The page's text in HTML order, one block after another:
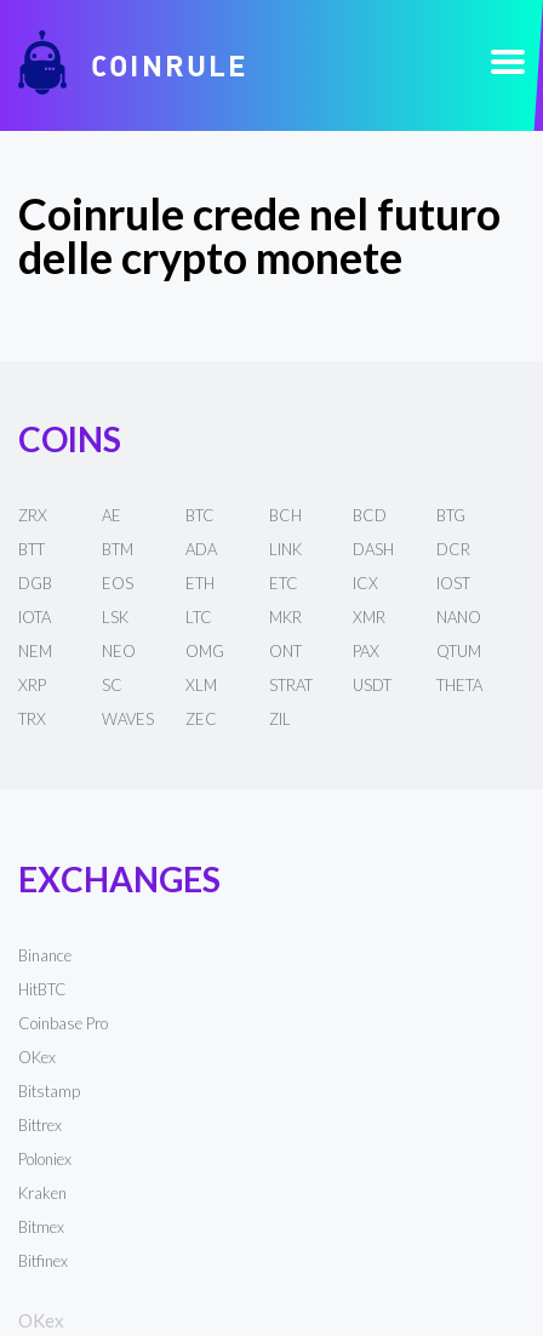
COINRULE
Coinrule crede nel futuro
delle crypto monete
EXCHANGES
Binance
HitBTC
Coinbase Pro
OKex
Bitstamp
Bittrex
Poloniex
Kraken
Bitmex
Bitfinex
OKex
COINS
ZRX AE BTC BCH BCD
BTG
BTT
BTM ADA LINK DASH
DCR
DGB
EOS ETH ETC ICX
IOST
IOTA
LSK LTC MKR XMR
NANO
NEM
NEO OMG ONT PAX
QTUM
XRP
SC XLM STRAT USDT
THETA
TRX
WAVES ZEC ZIL